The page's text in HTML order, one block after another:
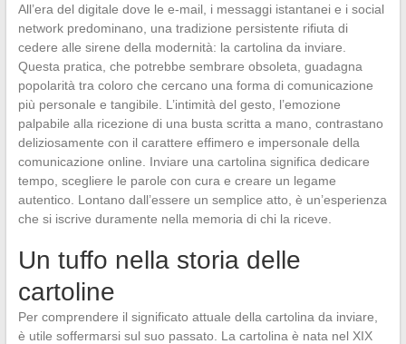
All’era del digitale dove le e-mail, i messaggi istantanei e i social
network predominano, una tradizione persistente rifiuta di
cedere alle sirene della modernità: la cartolina da inviare.
Questa pratica, che potrebbe sembrare obsoleta, guadagna
popolarità tra coloro che cercano una forma di comunicazione
più personale e tangibile. L’intimità del gesto, l’emozione
palpabile alla ricezione di una busta scritta a mano, contrastano
deliziosamente con il carattere effimero e impersonale della
comunicazione online. Inviare una cartolina significa dedicare
tempo, scegliere le parole con cura e creare un legame
autentico. Lontano dall’essere un semplice atto, è un’esperienza
che si iscrive duramente nella memoria di chi la riceve.
Un tuffo nella storia delle
cartoline
Per comprendere il significato attuale della cartolina da inviare,
è utile soffermarsi sul suo passato. La cartolina è nata nel XIX